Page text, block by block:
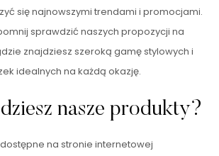
się najnowszymi trendami i promocjami.
sprawdzić naszych propozycji na
znajdziesz szeroką gamę stylowych i
idealnych na każdą okazję.
nasze produkty?
na stronie internetowej